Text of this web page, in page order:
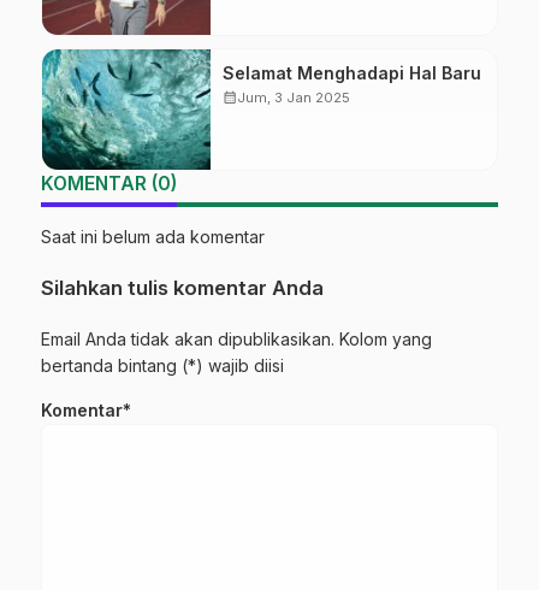
Selamat Menghadapi Hal Baru
calendar_monthJum, 3 Jan 2025
KOMENTAR (0)
Saat ini belum ada komentar
Silahkan tulis komentar Anda
Email Anda tidak akan dipublikasikan. Kolom yang
bertanda bintang (*) wajib diisi
Komentar*